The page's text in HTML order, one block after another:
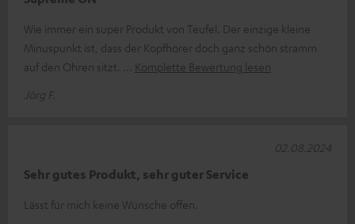
Wie immer ein super Produkt von Teufel. Der einzige kleine
Minuspunkt ist, dass der Kopfhörer doch ganz schön stramm
auf den Ohren sitzt.
Komplette Bewertung lesen
Jörg F.
Sehr gutes Produkt, sehr guter Service
Lässt für mich keine Wünsche offen.
02.08.2024